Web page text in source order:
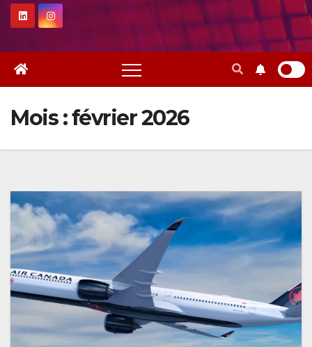
Mois :février 2026